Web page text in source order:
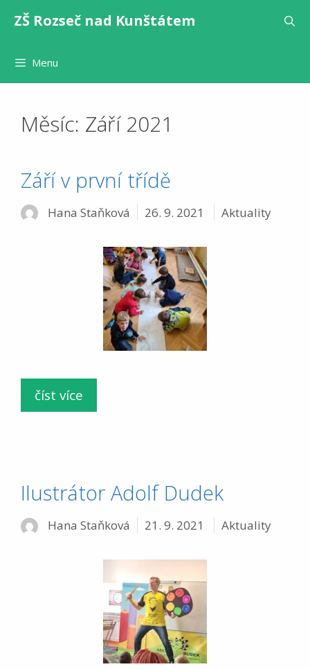
ZŠ Rozseč nad Kunštátem
Menu
Měsíc: Září 2021
Září v první třídě
Hana Staňková 26. 9. 2021 Rubriky
Aktuality
číst více
Ilustrátor Adolf Dudek
Hana Staňková 21. 9. 2021 Rubriky
Aktuality